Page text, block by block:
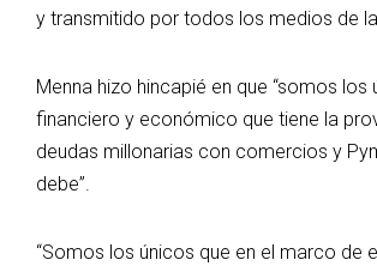
y transmitido por todos los medios de
Menna hizo hincapié en que “somos
financiero y económico que tiene la
deudas millonarias con comercios y
debe”.
“Somos los únicos que en el marco